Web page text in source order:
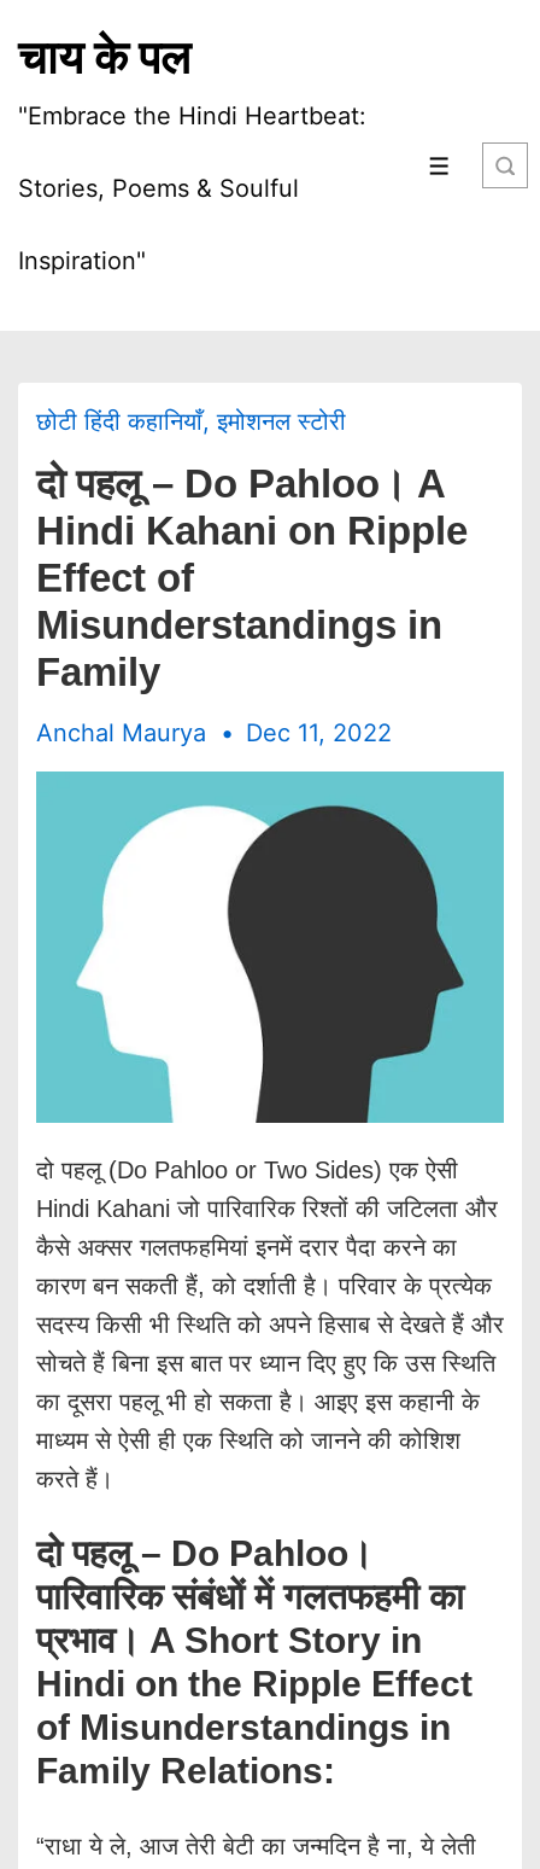
चाय के पल
"Embrace the Hindi Heartbeat:
Stories, Poems & Soulful
Inspiration"
छोटी हिंदी कहानियाँ,इमोशनल स्टोरी
दो पहलू – Do Pahloo। A
Hindi Kahani on Ripple
Effect of
Misunderstandings in
Family
Anchal Maurya Dec 11, 2022
दो पहलू (Do Pahloo or Two Sides) एक ऐसी
Hindi Kahani जो पारिवारिक रिश्तों की जटिलता और
कैसे अक्सर गलतफहमियां इनमें दरार पैदा करने का
कारण बन सकती हैं, को दर्शाती है। परिवार के प्रत्येक
सदस्य किसी भी स्थिति को अपने हिसाब से देखते हैं और
सोचते हैं बिना इस बात पर ध्यान दिए हुए कि उस स्थिति
का दूसरा पहलू भी हो सकता है। आइए इस कहानी के
माध्यम से ऐसी ही एक स्थिति को जानने की कोशिश
करते हैं।
दो पहलू – Do Pahloo।
पारिवारिक संबंधों में गलतफहमी का
प्रभाव। A Short Story in
Hindi on the Ripple Effect
of Misunderstandings in
Family Relations:
“राधा ये ले, आज तेरी बेटी का जन्मदिन है ना, ये लेती